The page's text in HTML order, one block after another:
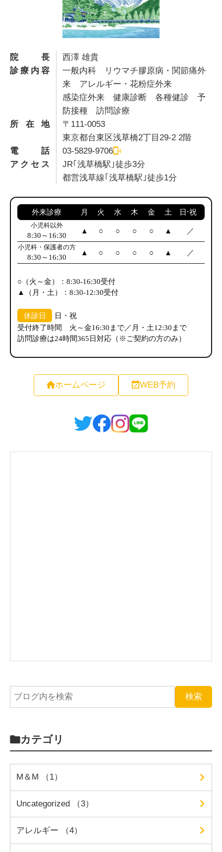
院長
西澤 雄貴
診療内容
一般内科 リウマチ膠原病・関節痛外
来 アレルギー・花粉症外来
感染症外来 健康診断 各種健診 予
防接種 訪問診療
所在地
〒111-0053
東京都台東区浅草橋2丁目29-2 2階
電話
03-5829-9706
アクセス
JR｢浅草橋駅｣徒歩3分
都営浅草線｢浅草橋駅｣徒歩1分
ホームページ WEB予約
カテゴリ
M＆M （1）
Uncategorized （3）
アレルギー （4）